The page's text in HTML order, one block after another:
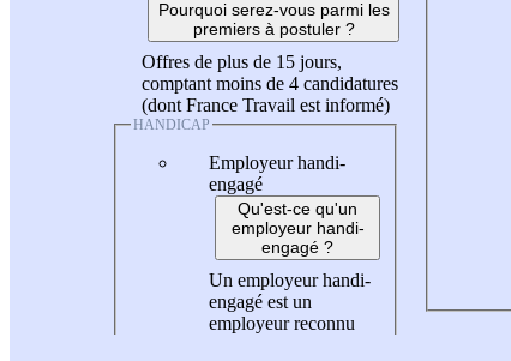
Pourquoi serez-vous parmi les
premiers à postuler ?
Offres de plus de 15 jours,
comptant moins de 4 candidatures
(dont France Travail est informé)
HANDICAP
Employeur handi-
engagé
Qu'est-ce qu'un
employeur handi-
engagé ?
Un employeur handi-
engagé est un
employeur reconnu